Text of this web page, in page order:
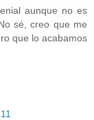
aunque no es
sé, creo que me
que lo acabamos